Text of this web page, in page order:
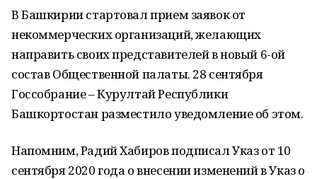
В Башкирии стартовал прием заявок от
некоммерческих организаций, желающих
направить своих представителей в новый 6-ой
состав Общественной палаты. 28 сентября
Госсобрание – Курултай Республики
Башкортостан разместило уведомление об этом.
Напомним, Радий Хабиров подписал Указ от 10
сентября 2020 года о внесении изменений в Указ о